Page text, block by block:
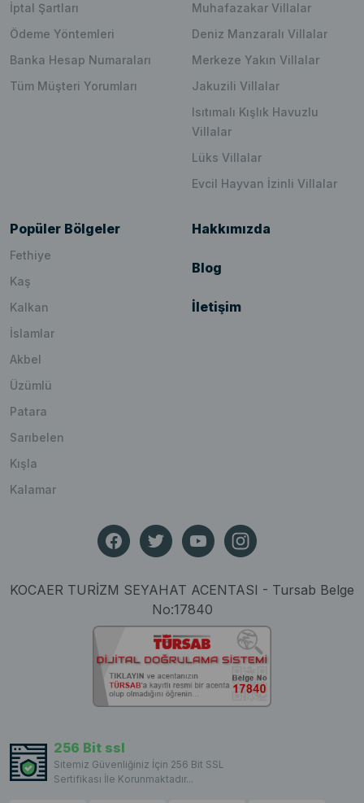
İptal Şartları
Ödeme Yöntemleri
Banka Hesap Numaraları
Tüm Müşteri Yorumları
Muhafazakar Villalar
Deniz Manzaralı Villalar
Merkeze Yakın Villalar
Jakuzili Villalar
Isıtımalı Kışlık Havuzlu
Villalar
Lüks Villalar
Evcil Hayvan İzinli Villalar
Popüler Bölgeler
Fethiye
Kaş
Kalkan
İslamlar
Akbel
Üzümlü
Patara
Sarıbelen
Kışla
Kalamar
Hakkımızda
Blog
İletişim
KOCAER TURİZM SEYAHAT ACENTASI - Tursab Belge
No:17840
256 Bit ssl
Sitemiz Güvenliğiniz İçin 256 Bit SSL
Sertifikası İle Korunmaktadır...